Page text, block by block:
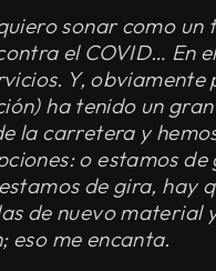
sonar como
el COVID… En
Y,
ha tenido un
la carretera y
o estamos
de gira, hay
de nuevo material
eso me encanta.